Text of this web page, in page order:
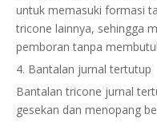
untuk memasuki formasi
tricone lainnya, sehingga
pemboran tanpa
4. Bantalan jurnal tertutup
Bantalan tricone jurnal
gesekan dan menopang